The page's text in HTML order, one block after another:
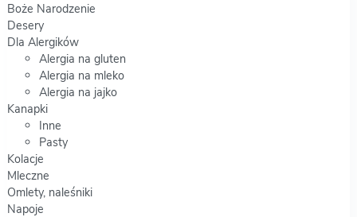
Boże Narodzenie
Desery
Dla Alergików
Alergia na gluten
Alergia na mleko
Alergia na jajko
Kanapki
Inne
Pasty
Kolacje
Mleczne
Omlety, naleśniki
Napoje